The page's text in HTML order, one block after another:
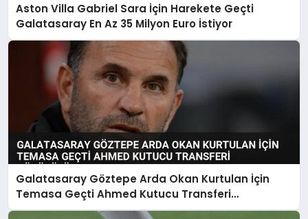
Aston Villa Gabriel Sara İçin Harekete Geçti
Galatasaray En Az 35 Milyon Euro İstiyor
Galatasaray Göztepe Arda Okan Kurtulan İçin
Temasa Geçti Ahmed Kutucu Transferi
Görüşülüyor